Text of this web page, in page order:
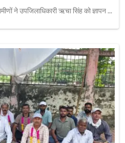
ने उपजिलाधिकारी ऋचा सिंह को ज्ञापन ...